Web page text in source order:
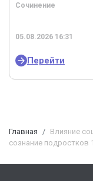
Сочинение
05.08.2026 16:31
Перейти
Главная
Влияние
сознание подростков